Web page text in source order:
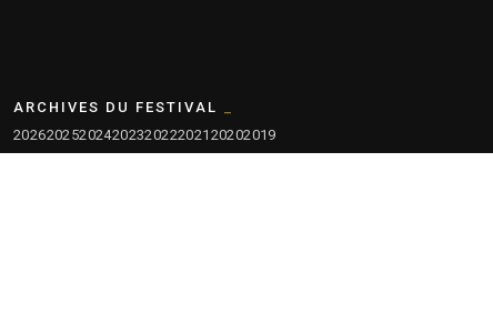
ARCHIVES DU FESTIVAL
202620252024202320222021 20202019